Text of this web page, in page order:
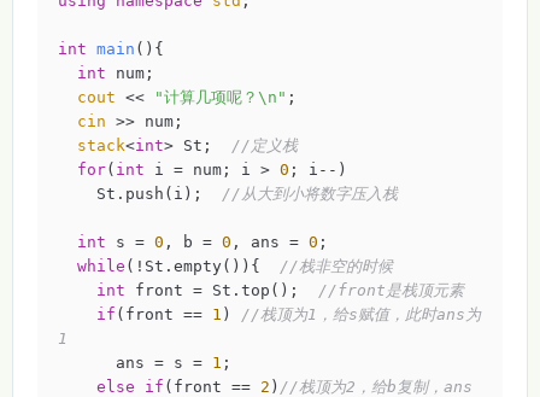
int main () {
int num;
cout << "计算几项呢？\n" ;
cin >> num;
stack<int> St;
//定义栈
for( int i = num; i > 0 ; i--)
St.push(i);
//从大到小将数字压入栈
int s = 0 , b = 0 , ans = 0 ;
while (!St.empty()){
//栈非空的时候
int front = St.top();
//front是栈顶元素
if (front == 1 )
//栈顶为1，给s赋值，此时ans为
1
ans = s = 1 ;
else
if (front == 2 ) //栈顶为2，给b复制，ans